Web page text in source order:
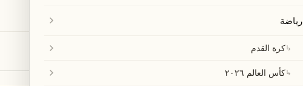
رياضة
↳كرة القدم
↳كأس العالم ٢٠٢٦